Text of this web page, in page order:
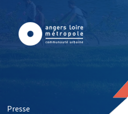
une nouvelle fenêtre, Ouvre une
Presse , Ouvre une nouvelle fenêtre